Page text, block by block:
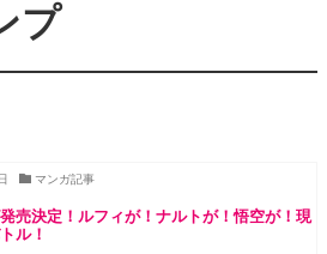
プ
マンガ記事
売決定！ルフィが！ナルトが！悟空が！現
ル！